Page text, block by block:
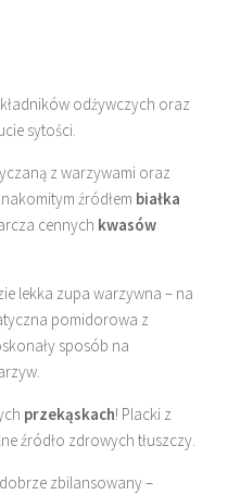
odżywczych oraz
sytości.
z warzywami oraz
źródłem białka
cennych kwasów
lekka zupa warzywna – na
pomidorowa z
sposób na
przekąskach! Placki z
źródło zdrowych tłuszczy.
zbilansowany –